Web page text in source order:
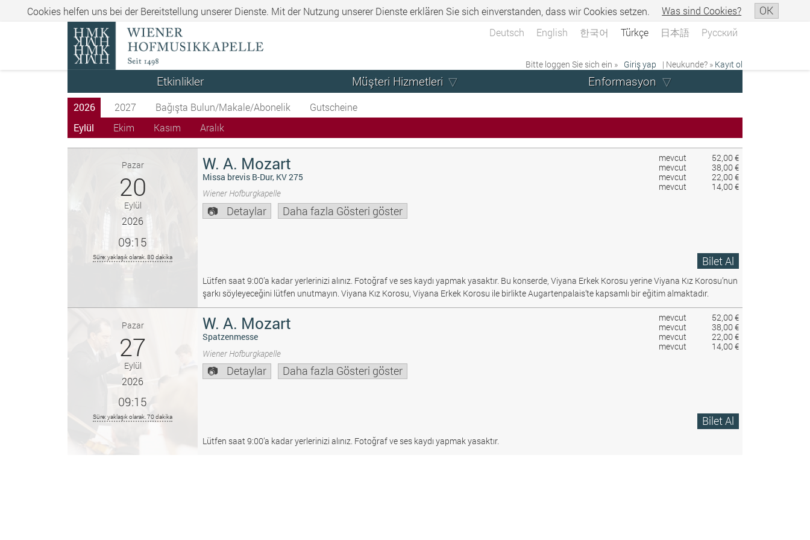
Cookies helfen uns bei der Bereitstellung unserer Dienste. Mit der Nutzung unserer Dienste erklären Sie sich einverstanden, dass wir Cookies setzen. Was sind Cookies? OK
Deutsch English 한국어 Türkçe 日本語 Русский
Bitte loggen Sie sich ein » Giriş yap | Neukunde? » Kayıt ol
Etkinlikler Müşteri Hizmetleri Enformasyon
2026 2027 Bağışta Bulun/Makale/Abonelik
Gutscheine
Eylül
Ekim Kasım Aralık
mevcut
52,00 €
mevcut
38,00 €
mevcut
22,00 €
mevcut
14,00 €
Pazar
20
Eylül
2026
09:15
Süre: yaklaşık olarak. 80 dakika
W. A. Mozart
Missa brevis B-Dur, KV 275
Wiener Hofburgkapelle
Detaylar Daha fazla Gösteri göster
Bilet Al
Lütfen saat 9:00’a kadar yerlerinizi alınız. Fotoğraf ve ses kaydı yapmak yasaktır. Bu konserde, Viyana Erkek Korosu yerine Viyana Kız Korosu’nun
şarkı söyleyeceğini lütfen unutmayın. Viyana Kız Korosu, Viyana Erkek Korosu ile birlikte Augartenpalais’te kapsamlı bir eğitim almaktadır.
mevcut
52,00 €
mevcut
38,00 €
mevcut
22,00 €
mevcut
14,00 €
Pazar
27
Eylül
2026
09:15
Süre: yaklaşık olarak. 70 dakika
W. A. Mozart
Spatzenmesse
Wiener Hofburgkapelle
Detaylar Daha fazla Gösteri göster
Bilet Al
Lütfen saat 9:00’a kadar yerlerinizi alınız. Fotoğraf ve ses kaydı yapmak yasaktır.